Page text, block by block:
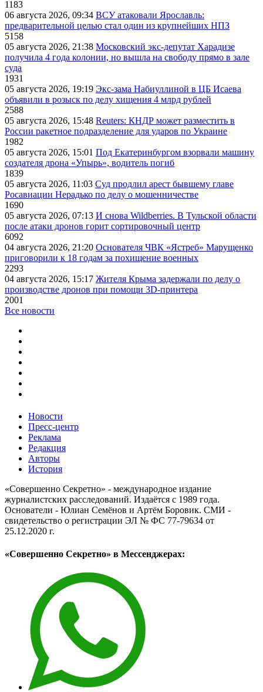
1183
06 августа 2026, 09:34 ВСУ атаковали Ярославль:
предварительной целью стал один из крупнейших НПЗ
5158
05 августа 2026, 21:38 Московский экс-депутат Харадизе
получила 4 года колонии, но вышла на свободу прямо в зале
суда
1931
05 августа 2026, 19:19 Экс-зама Набиуллиной в ЦБ Исаева
объявили в розыск по делу хищения 4 млрд рублей
2588
05 августа 2026, 15:48 Reuters: КНДР может разместить в
России ракетное подразделение для ударов по Украине
1982
05 августа 2026, 15:01 Под Екатеринбургом взорвали машину
создателя дрона «Упырь», водитель погиб
1839
05 августа 2026, 11:03 Суд продлил арест бывшему главе
Росавиации Нерадько по делу о мошенничестве
1690
05 августа 2026, 07:13 И снова Wildberries. В Тульской области
после атаки дронов горит сортировочный центр
6092
04 августа 2026, 21:20 Основателя ЧВК «Ястреб» Марущенко
приговорили к 18 годам за похищение военных
2293
04 августа 2026, 15:17 Жителя Крыма задержали по делу о
производстве дронов при помощи 3D‑принтера
2001
Все новости
Новости
Пресс-центр
Реклама
Редакция
Авторы
История
«Совершенно Секретно» - международное издание
журналистских расследований. Издаётся с 1989 года.
Основатели - Юлиан Семёнов и Артём Боровик. CМИ -
свидетельство о регистрации ЭЛ № ФС 77-79634 от
25.12.2020 г.
«Совершенно Секретно» в Мессенджерах: